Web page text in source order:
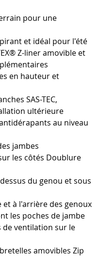
pour une
et idéal pour l'été
Z-liner amovible et
en hauteur et
SAS-TEC,
ultérieure
au niveau
jambes
les côtés Doublure
du genou et sous
à l'arrière des genoux
les poches de jambe
ventilation sur le
amovibles Zip